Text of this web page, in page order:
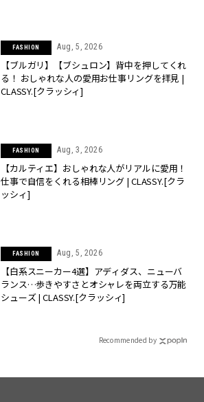
FASHION Aug, 5, 2026
【ブルガリ】【ブシュロン】背中を押してくれ
る！ おしゃれな人の愛用お仕事リングを拝見 |
CLASSY.[クラッシィ]
FASHION Aug, 3, 2026
【カルティエ】おしゃれな人がリアルに愛用！
仕事で自信をくれる相棒リング | CLASSY.[クラ
ッシィ]
FASHION Aug, 5, 2026
【白系スニーカー4選】アディダス、ニューバ
ランス…歩きやすさとオシャレを両立する万能
シューズ | CLASSY.[クラッシィ]
Recommended by